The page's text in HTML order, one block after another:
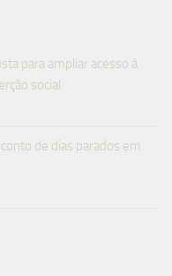
para ampliar acesso à
social
de dias parados em